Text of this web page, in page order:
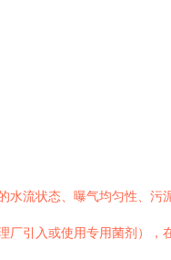
流状态、曝气均匀性、污
引入或使用专用菌剂）